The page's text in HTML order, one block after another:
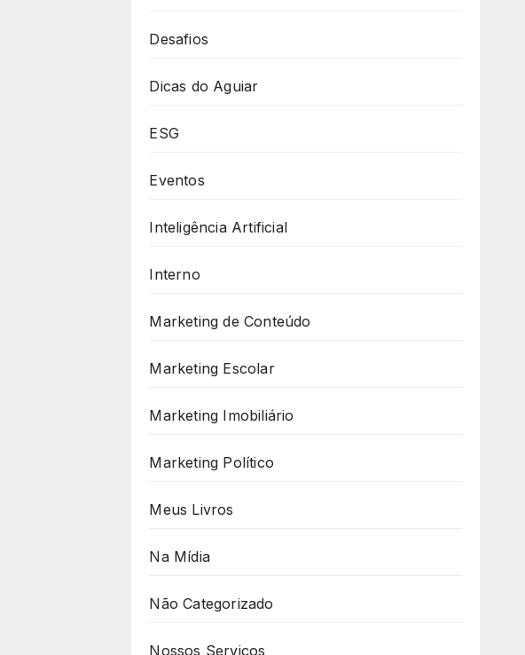
Desafios
Dicas do Aguiar
ESG
Eventos
Inteligência Artificial
Interno
Marketing de Conteúdo
Marketing Escolar
Marketing Imobiliário
Marketing Político
Meus Livros
Na Mídia
Não Categorizado
Nossos Serviços